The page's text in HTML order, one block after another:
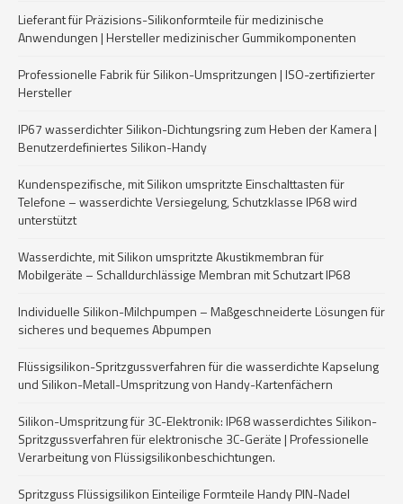
Lieferant für Präzisions-Silikonformteile für medizinische
Anwendungen | Hersteller medizinischer Gummikomponenten
Professionelle Fabrik für Silikon-Umspritzungen | ISO-zertifizierter
Hersteller
IP67 wasserdichter Silikon-Dichtungsring zum Heben der Kamera |
Benutzerdefiniertes Silikon-Handy
Kundenspezifische, mit Silikon umspritzte Einschalttasten für
Telefone – wasserdichte Versiegelung, Schutzklasse IP68 wird
unterstützt
Wasserdichte, mit Silikon umspritzte Akustikmembran für
Mobilgeräte – Schalldurchlässige Membran mit Schutzart IP68
Individuelle Silikon-Milchpumpen – Maßgeschneiderte Lösungen für
sicheres und bequemes Abpumpen
Flüssigsilikon-Spritzgussverfahren für die wasserdichte Kapselung
und Silikon-Metall-Umspritzung von Handy-Kartenfächern
Silikon-Umspritzung für 3C-Elektronik: IP68 wasserdichtes Silikon-
Spritzgussverfahren für elektronische 3C-Geräte | Professionelle
Verarbeitung von Flüssigsilikonbeschichtungen.
Spritzguss Flüssigsilikon Einteilige Formteile Handy PIN-Nadel